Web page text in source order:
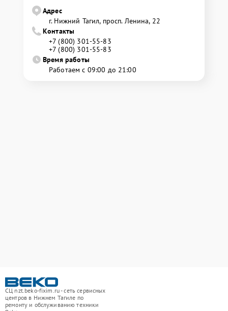
Адрес
г. Нижний Тагил, просп. Ленина, 22
Контакты
+7 (800) 301-55-83
+7 (800) 301-55-83
Время работы
Работаем с 09:00 до 21:00
СЦ nzt.beko-fixim.ru - сеть сервисных
центров в Нижнем Тагиле по
ремонту и обслуживанию техники